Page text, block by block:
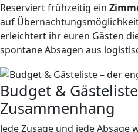
Reserviert frühzeitig ein
auf
erleichtert ihr euren Gästen
spontane Absagen aus
Budget &
Zusammenhang
Jede Zusage und jede